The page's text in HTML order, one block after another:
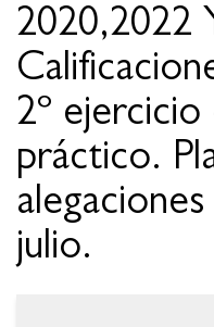
2020,2022
2º ejercicio
práctico.
julio.